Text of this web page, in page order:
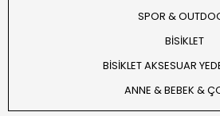
SPOR &
BİSİKLET
BİSİKLET AKSESUAR
ANNE & BEBEK &